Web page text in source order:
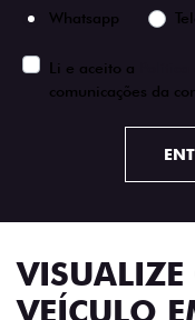
Whatsapp
Li e aceito a
comunicações da
VISUALIZE
VEÍCULO